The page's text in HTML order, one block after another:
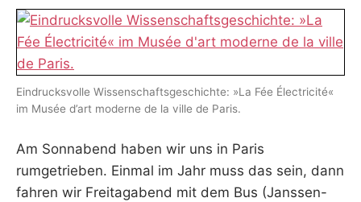
I
K
S
E
R
Eindrucksvolle Wissenschaftsgeschichte: »La Fée Électricité«
im Musée d’art moderne de la ville de Paris.
Am Sonnabend haben wir uns in Paris
rumgetrieben. Einmal im Jahr muss das sein, dann
fahren wir Freitagabend mit dem Bus (Janssen-